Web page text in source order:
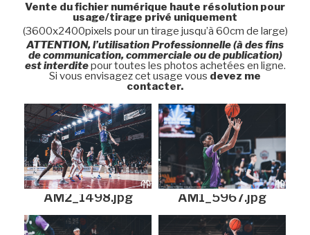
Vente du fichier numérique haute résolution pour
usage/tirage privé uniquement
(3600x2400pixels pour un tirage jusqu’à 60cm de large)
ATTENTION, l’utilisation Professionnelle (à des fins
de communication, commerciale ou de publication)
est interditepour toutes les photos achetées en ligne.
Si vous envisagez cet usage vous devez me
contacter.
AM2_1498.jpg AM1_5967.jpg